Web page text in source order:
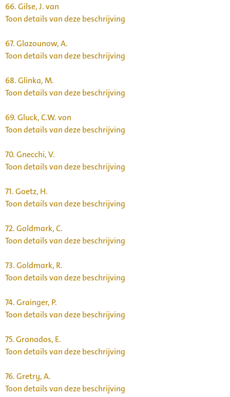
66.Gilse, J. van
Toon details van deze beschrijving
67.Glazounow, A.
Toon details van deze beschrijving
68.Glinka, M.
Toon details van deze beschrijving
69.Gluck, C.W. von
Toon details van deze beschrijving
70.Gnecchi, V.
Toon details van deze beschrijving
71.Goetz, H.
Toon details van deze beschrijving
72.Goldmark, C.
Toon details van deze beschrijving
73.Goldmark, R.
Toon details van deze beschrijving
74.Grainger, P.
Toon details van deze beschrijving
75.Granados, E.
Toon details van deze beschrijving
76.Gretry, A.
Toon details van deze beschrijving